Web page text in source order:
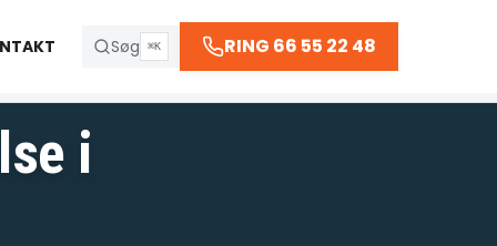
Søg ⌘K RING 66 55 22 48
66 55 22 48
i